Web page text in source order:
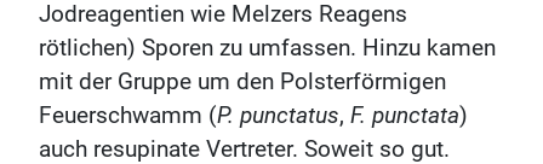
Jodreagentien wie Melzers Reagens
rötlichen) Sporen zu umfassen. Hinzu kamen
mit der Gruppe um den Polsterförmigen
Feuerschwamm (P. punctatus, F. punctata)
auch resupinate Vertreter. Soweit so gut.